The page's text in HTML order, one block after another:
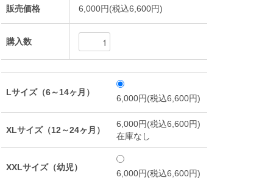
販売価格 6,000円(税込6,600円)
購入数
Lサイズ（6～14ヶ月）
6,000円(税込6,600円)
XLサイズ（12～24ヶ月）
6,000円(税込6,600円)
在庫なし
XXLサイズ（幼児）
6,000円(税込6,600円)